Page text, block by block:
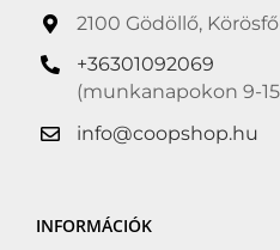
2100 Gödöllő,
+36301092069
(munkanapokon 9-
info@coopshop.hu
INFORMÁCIÓK